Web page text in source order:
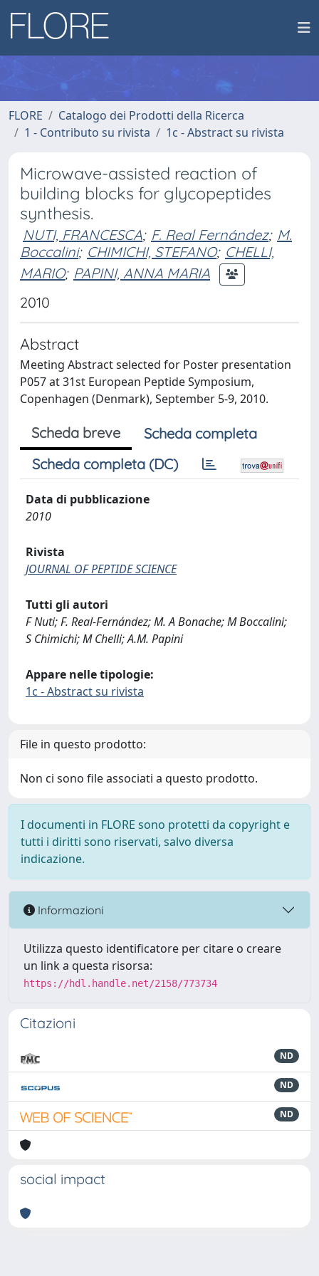
FLORE
Catalogo dei Prodotti della Ricerca
1 - Contributo su rivista
1c - Abstract su rivista
Microwave-assisted reaction of
building blocks for glycopeptides
synthesis.
NUTI, FRANCESCA; F. Real Fernández; M.
Boccalini; CHIMICHI, STEFANO; CHELLI,
MARIO; PAPINI, ANNA MARIA
2010
Abstract
Meeting Abstract selected for Poster presentation
P057 at 31st European Peptide Symposium,
Copenhagen (Denmark), September 5-9, 2010.
Scheda breve
Scheda completa
Scheda completa (DC)
Data di pubblicazione
2010
Rivista
JOURNAL OF PEPTIDE SCIENCE
Tutti gli autori
F Nuti; F. Real-Fernández; M. A Bonache; M Boccalini;
S Chimichi; M Chelli; A.M. Papini
Appare nelle tipologie:
1c - Abstract su rivista
File in questo prodotto:
Non ci sono file associati a questo prodotto.
I documenti in FLORE sono protetti da copyright e
tutti i diritti sono riservati, salvo diversa
indicazione.
Informazioni
Utilizza questo identificatore per citare o creare
un link a questa risorsa:
https://hdl.handle.net/2158/773734
Citazioni
ND
ND
ND
social impact